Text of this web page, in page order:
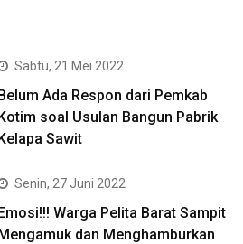
Sabtu, 21 Mei 2022
Ada Respon dari Pemkab
soal Usulan Bangun Pabrik
Sawit
Senin, 27 Juni 2022
Warga Pelita Barat Sampit
dan Menghamburkan